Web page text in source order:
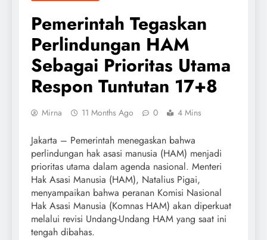
Pemerintah Tegaskan
Perlindungan HAM
Sebagai Prioritas Utama
Respon Tuntutan 17+8
Mirna 11 Months Ago 0 4 Mins
Jakarta – Pemerintah menegaskan bahwa
perlindungan hak asasi manusia (HAM) menjadi
prioritas utama dalam agenda nasional. Menteri
Hak Asasi Manusia (HAM), Natalius Pigai,
menyampaikan bahwa peranan Komisi Nasional
Hak Asasi Manusia (Komnas HAM) akan diperkuat
melalui revisi Undang-Undang HAM yang saat ini
tengah dibahas.